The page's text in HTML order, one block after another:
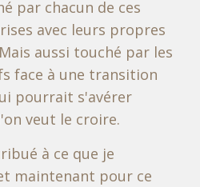
par chacun de ces
avec leurs propres
aussi touché par les
face à une transition
pourrait s'avérer
veut le croire.
à ce que je
maintenant pour ce